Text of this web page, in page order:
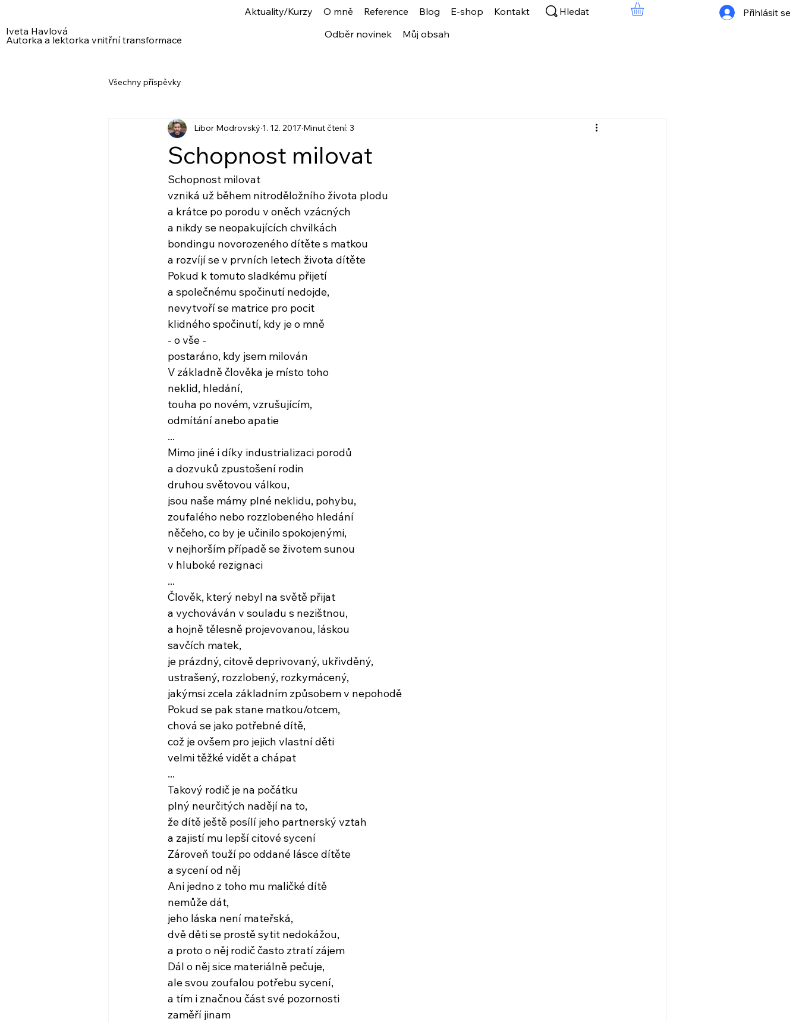
Iveta Havlová
Autorka a lektorka vnitřní transformace
Aktuality/Kurzy O mně Reference Blog E-shop
Kontakt
Odběr novinek
Můj obsah
Přihlásit se
Hledat
Všechny příspěvky
Schopnost milovat
Libor Modrovský 1. 12. 2017 Minut čtení: 3
Schopnost milovat
vzniká už během nitroděložního života plodu
a krátce po porodu v oněch vzácných
a nikdy se neopakujících chvilkách
bondingu novorozeného dítěte s matkou
a rozvíjí se v prvních letech života dítěte
Pokud k tomuto sladkému přijetí
a společnému spočinutí nedojde,
nevytvoří se matrice pro pocit
klidného spočinutí, kdy je o mně
- o vše -
postaráno, kdy jsem milován
V základně člověka je místo toho
neklid, hledání,
touha po novém, vzrušujícím,
odmítání anebo apatie
...
Mimo jiné i díky industrializaci porodů
a dozvuků zpustošení rodin
druhou světovou válkou,
jsou naše mámy plné neklidu, pohybu,
zoufalého nebo rozzlobeného hledání
něčeho, co by je učinilo spokojenými,
v nejhorším případě se životem sunou
v hluboké rezignaci
...
Člověk, který nebyl na světě přijat
a vychováván v souladu s nezištnou,
a hojně tělesně projevovanou, láskou
savčích matek,
je prázdný, citově deprivovaný, ukřivděný,
ustrašený, rozzlobený, rozkymácený,
jakýmsi zcela základním způsobem v nepohodě
Pokud se pak stane matkou/otcem,
chová se jako potřebné dítě,
což je ovšem pro jejich vlastní děti
velmi těžké vidět a chápat
...
Takový rodič je na počátku
plný neurčitých nadějí na to,
že dítě ještě posílí jeho partnerský vztah
a zajistí mu lepší citové sycení
Zároveň touží po oddané lásce dítěte
a sycení od něj
Ani jedno z toho mu maličké dítě
nemůže dát,
jeho láska není mateřská,
dvě děti se prostě sytit nedokážou,
a proto o něj rodič často ztratí zájem
Dál o něj sice materiálně pečuje,
ale svou zoufalou potřebu sycení,
a tím i značnou část své pozornosti
zaměří jinam